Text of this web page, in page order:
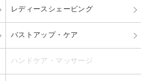
レディースシェービング
バストアップ・ケア
ハンドケア・マッサージ